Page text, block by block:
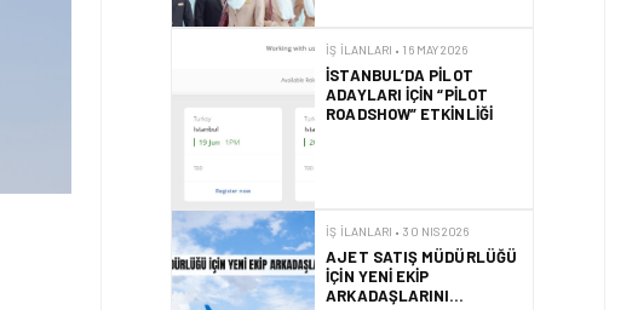
İŞ İLANLARI • 16 MAY 2026
İSTANBUL’DA PILOT
ADAYLARI IÇIN “PILOT
ROADSHOW” ETKINLIĞI
İŞ İLANLARI • 30 NIS 2026
AJET SATIŞ MÜDÜRLÜĞÜ
IÇIN YENI EKIP
ARKADAŞLARINI